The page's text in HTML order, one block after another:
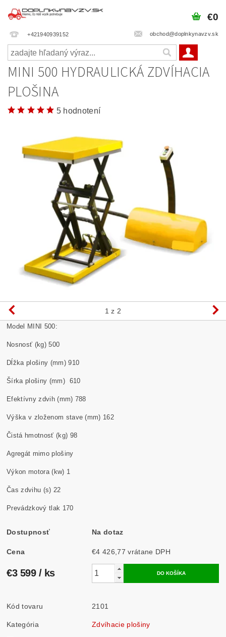
+421940939152 obchod@doplnkynavzv.sk
€0
MINI 500 HYDRAULICKÁ ZDVÍHACIA
PLOŠINA
5 hodnotení
1 z 2
Model MINI 500:
Nosnosť (kg) 500
Dĺžka plošiny (mm) 910
Šírka plošiny (mm) 610
Efektívny zdvih (mm) 788
Výška v zloženom stave (mm) 162
Čistá hmotnosť (kg) 98
Agregát mimo plošiny
Výkon motora (kw) 1
Čas zdvihu (s) 22
Prevádzkový tlak 170
Dostupnosť Na dotaz
Cena €4 426,77 vrátane DPH
€3 599 / ks
Kód tovaru 2101
Kategória Zdvíhacie plošiny